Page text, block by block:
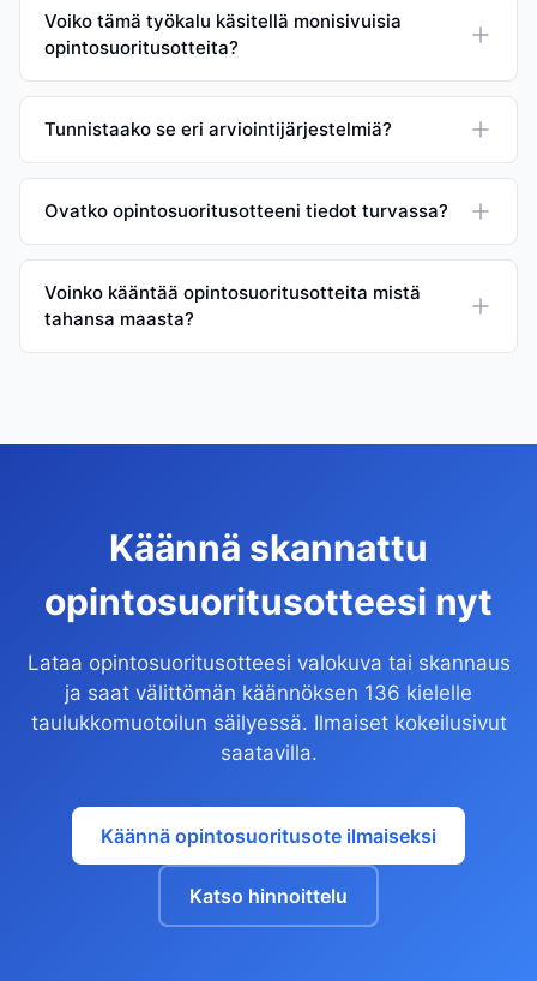
Voiko tämä työkalu käsitellä monisivuisia
opintosuoritusotteita?
Tunnistaako se eri arviointijärjestelmiä?
Ovatko opintosuoritusotteeni tiedot turvassa?
Voinko kääntää opintosuoritusotteita mistä
tahansa maasta?
Käännä skannattu
opintosuoritusotteesi nyt
Lataa opintosuoritusotteesi valokuva tai skannaus
ja saat välittömän käännöksen 136 kielelle
taulukkomuotoilun säilyessä. Ilmaiset kokeilusivut
saatavilla.
Käännä opintosuoritusote ilmaiseksi
Katso hinnoittelu